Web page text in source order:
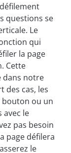
questions se
Le
qui
la page
Cette
dans notre
des cas, les
ou un
avec le
pas besoin
page défilera
le